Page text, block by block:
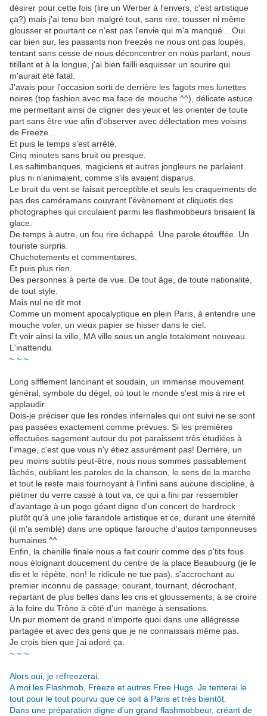
désirer pour cette fois (lire un Werber à l'envers, c'est artistique
ça?) mais j'ai tenu bon malgré tout, sans rire, tousser ni même
glousser et pourtant ce n'est pas l'envie qui m'a manqué... Oui
car bien sur, les passants non freezés ne nous ont pas loupés,
tentant sans cesse de nous déconcentrer en nous parlant, nous
titillant et à la longue, j'ai bien failli esquisser un sourire qui
m'aurait été fatal.
J'avais pour l'occasion sorti de derrière les fagots mes lunettes
noires (top fashion avec ma face de mouche ^^), délicate astuce
me permettant ainsi de cligner des yeux et les orienter de toute
part sans être vue afin d'observer avec délectation mes voisins
de Freeze...
Et puis le temps s'est arrêté.
Cinq minutes sans bruit ou presque.
Les saltimbanques, magiciens et autres jongleurs ne parlaient
plus ni n'animaient, comme s'ils avaient disparus.
Le bruit du vent se faisait perceptible et seuls les craquements de
pas des caméramans couvrant l'évènement et cliquetis des
photographes qui circulaient parmi les flashmobbeurs brisaient la
glace.
De temps à autre, un fou rire échappé. Une parole étouffée. Un
touriste surpris.
Chuchotements et commentaires.
Et puis plus rien.
Des personnes à perte de vue. De tout âge, de toute nationalité,
de tout style.
Mais nul ne dit mot.
Comme un moment apocalyptique en plein Paris, à entendre une
mouche voler, un vieux papier se hisser dans le ciel.
Et voir ainsi la ville, MA ville sous un angle totalement nouveau.
L'inattendu.
~ ~ ~
Long sifflement lancinant et soudain, un immense mouvement
général, symbole du dégel, où tout le monde s'est mis à rire et
applaudir.
Dois-je préciser que les rondes infernales qui ont suivi ne se sont
pas passées exactement comme prévues. Si les premières
effectuées sagement autour du pot paraissent très étudiées à
l'image, c'est que vous n'y étiez assurément pas! Derrière, un
peu moins subtils peut-être, nous nous sommes passablement
lâchés, oubliant les paroles de la chanson, le sens de la marche
et tout le reste mais tournoyant à l'infini sans aucune discipline, à
piétiner du verre cassé à tout va, ce qui a fini par ressembler
d'avantage à un pogo géant digne d'un concert de hardrock
plutôt qu'à une jolie farandole artistique et ce, durant une éternité
(il m'a semblé) dans une optique farouche d'autos tamponneuses
humaines ^^
Enfin, la chenille finale nous a fait courir comme des p'tits fous
nous éloignant doucement du centre de la place Beaubourg (je le
dis et le répète, non! le ridicule ne tue pas), s'accrochant au
premier inconnu de passage, courant, tournant, décrochant,
repartant de plus belles dans les cris et gloussements, à se croire
à la foire du Trône à côté d'un manège à sensations.
Un pur moment de grand n'importe quoi dans une allégresse
partagée et avec des gens que je ne connaissais même pas.
Je crois bien que j'ai adoré ça.
~ ~ ~
Alors oui, je refreezerai.
A moi les Flashmob, Freeze et autres Free Hugs. Je tenterai le
tout pour le tout pourvu que ce soit à Paris et très bientôt.
Dans une préparation digne d'un grand flashmobbeur, créant de